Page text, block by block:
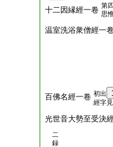
十二因縁經一卷 第
思
温室洗浴衆僧經一
百佛名經一卷 初出
經字
光世音大勢至受決
二
録